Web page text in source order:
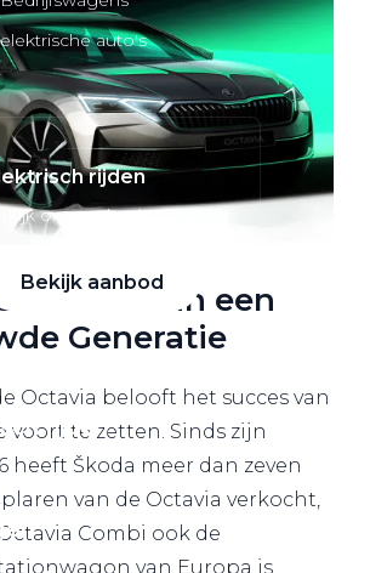
auto's
rijden
ons aanbod
Bekijk aanbod
rijden
in een
Generatie
Octavia belooft het succes van
voort te zetten. Sinds zijn
heeft Škoda meer dan zeven
van de Octavia verkocht,
Combi ook de
van Europa is